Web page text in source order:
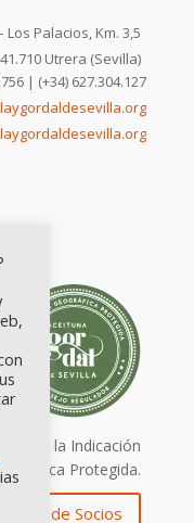
Los Palacios, Km. 3,5
41.710 Utrera (Sevilla)
| (+34) 627.304.127
de la Indicación
Protegida.
Zona de Socios